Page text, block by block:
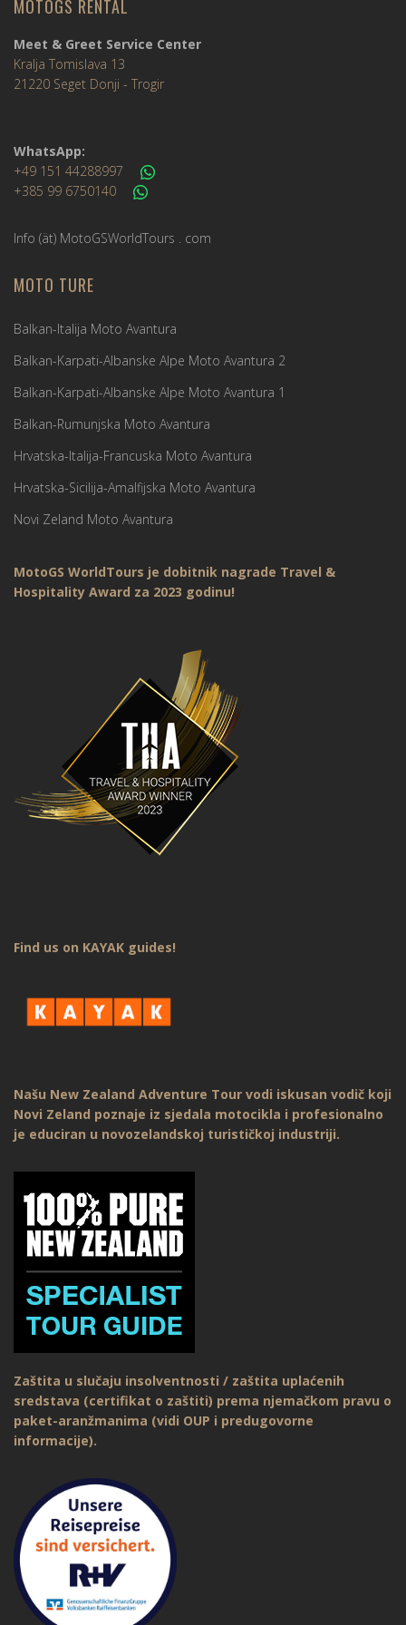
MOTOGS RENTAL
Meet & Greet Service Center
Kralja Tomislava 13
21220 Seget Donji - Trogir
WhatsApp:
+49 151 44288997
+385 99 6750140
Info (ät) MotoGSWorldTours . com
MOTO TURE
Balkan-Italija Moto Avantura
Balkan-Karpati-Albanske Alpe Moto Avantura 2
Balkan-Karpati-Albanske Alpe Moto Avantura 1
Balkan-Rumunjska Moto Avantura
Hrvatska-Italija-Francuska Moto Avantura
Hrvatska-Sicilija-Amalfijska Moto Avantura
Novi Zeland Moto Avantura
MotoGS WorldTours je dobitnik nagrade Travel &
Hospitality Award za 2023 godinu!
Find us on KAYAK guides!
Našu New Zealand Adventure Tour vodi iskusan vodič koji
Novi Zeland poznaje iz sjedala motocikla i profesionalno
je educiran u novozelandskoj turističkoj industriji.
Zaštita u slučaju insolventnosti / zaštita uplaćenih
sredstava (certifikat o zaštiti) prema njemačkom pravu o
paket-aranžmanima (vidi OUP i predugovorne
informacije).